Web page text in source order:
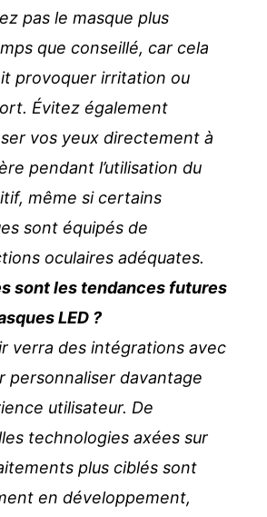
pas le masque plus
que conseillé, car cela
provoquer irritation ou
Évitez également
vos yeux directement à
pendant l’utilisation du
même si certains
sont équipés de
oculaires adéquates.
sont les tendances futures
LED ?
verra des intégrations avec
personnaliser davantage
utilisateur. De
technologies axées sur
plus ciblés sont
en développement,